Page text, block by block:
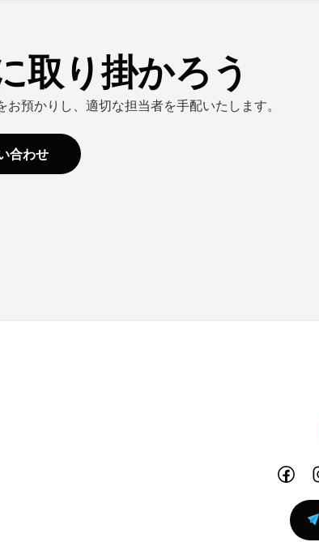
取り掛かろう
お預かりし、適切な担当者を手配いたします。
合わせ